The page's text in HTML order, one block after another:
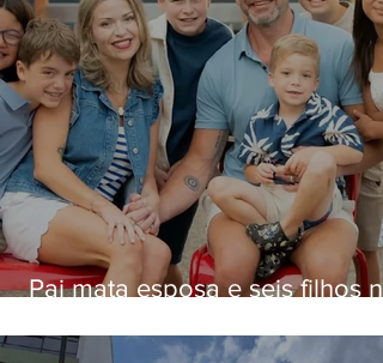
Pai mata esposa e seis filhos